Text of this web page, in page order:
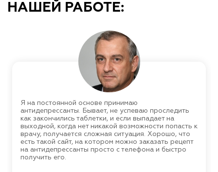
НАШЕЙ РАБОТЕ:
Я на постоянной основе принимаю
антидепрессанты. Бывает, не успеваю проследить
как закончились таблетки, и если выпадает на
выходной, когда нет никакой возможности попасть к
врачу, получается сложная ситуация. Хорошо, что
есть такой сайт, на котором можно заказать рецепт
на антидепрессанты просто с телефона и быстро
получить его.